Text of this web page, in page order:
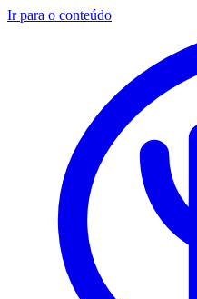
Ir para o conteúdo